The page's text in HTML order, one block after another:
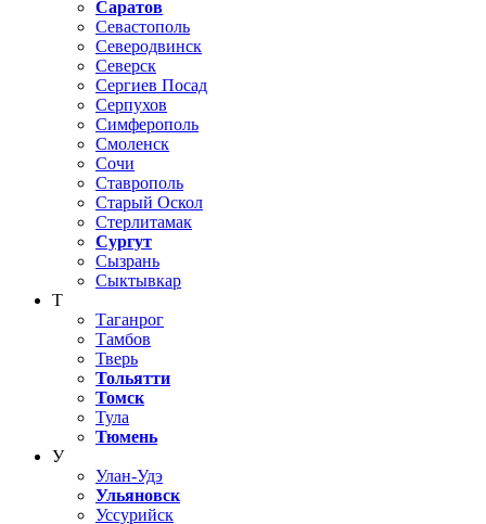
Саратов
Севастополь
Северодвинск
Северск
Сергиев Посад
Серпухов
Симферополь
Смоленск
Сочи
Ставрополь
Старый Оскол
Стерлитамак
Сургут
Сызрань
Сыктывкар
Т
Таганрог
Тамбов
Тверь
Тольятти
Томск
Тула
Тюмень
У
Улан-Удэ
Ульяновск
Уссурийск